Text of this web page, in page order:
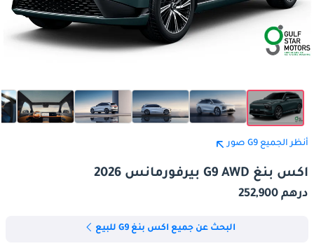
أنظر الجميع G9 صور
اكس بنغ G9 AWD بيرفورمانس 2026
درهم 252,900
البحث عن جميع اكس بنغ G9 للبيع